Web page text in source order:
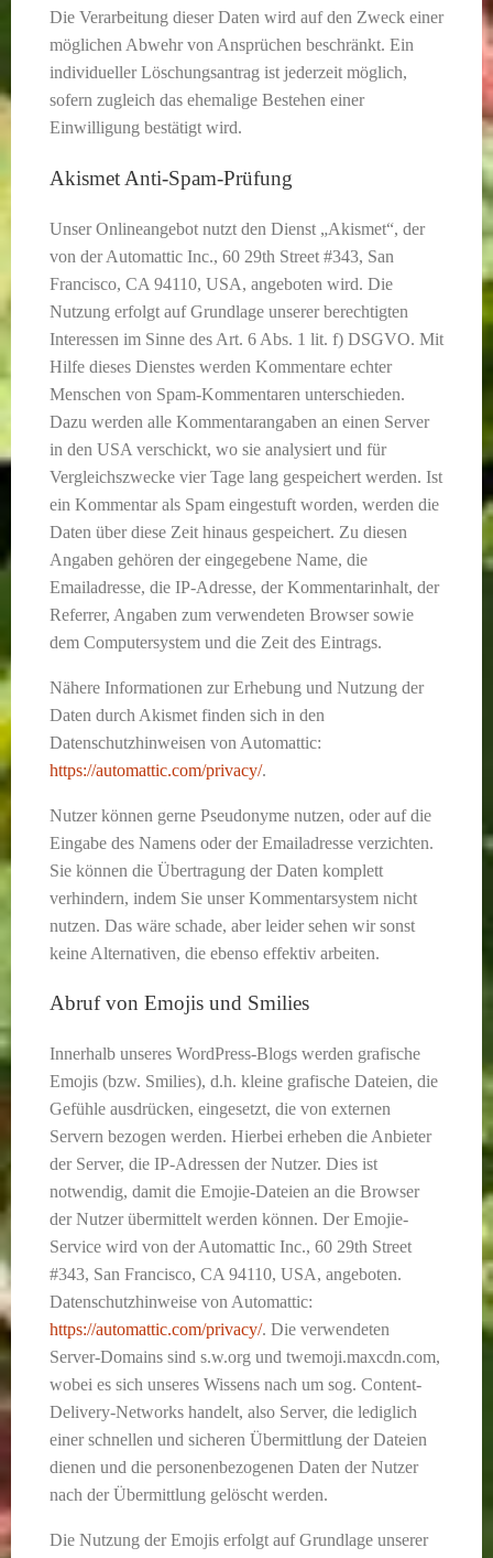
Die Verarbeitung dieser Daten wird auf den Zweck einer
möglichen Abwehr von Ansprüchen beschränkt. Ein
individueller Löschungsantrag ist jederzeit möglich,
sofern zugleich das ehemalige Bestehen einer
Einwilligung bestätigt wird.
Akismet Anti-Spam-Prüfung
Unser Onlineangebot nutzt den Dienst „Akismet“, der
von der Automattic Inc., 60 29th Street #343, San
Francisco, CA 94110, USA, angeboten wird. Die
Nutzung erfolgt auf Grundlage unserer berechtigten
Interessen im Sinne des Art. 6 Abs. 1 lit. f) DSGVO. Mit
Hilfe dieses Dienstes werden Kommentare echter
Menschen von Spam-Kommentaren unterschieden.
Dazu werden alle Kommentarangaben an einen Server
in den USA verschickt, wo sie analysiert und für
Vergleichszwecke vier Tage lang gespeichert werden. Ist
ein Kommentar als Spam eingestuft worden, werden die
Daten über diese Zeit hinaus gespeichert. Zu diesen
Angaben gehören der eingegebene Name, die
Emailadresse, die IP-Adresse, der Kommentarinhalt, der
Referrer, Angaben zum verwendeten Browser sowie
dem Computersystem und die Zeit des Eintrags.
Nähere Informationen zur Erhebung und Nutzung der
Daten durch Akismet finden sich in den
Datenschutzhinweisen von Automattic:
https://automattic.com/privacy/.
Nutzer können gerne Pseudonyme nutzen, oder auf die
Eingabe des Namens oder der Emailadresse verzichten.
Sie können die Übertragung der Daten komplett
verhindern, indem Sie unser Kommentarsystem nicht
nutzen. Das wäre schade, aber leider sehen wir sonst
keine Alternativen, die ebenso effektiv arbeiten.
Abruf von Emojis und Smilies
Innerhalb unseres WordPress-Blogs werden grafische
Emojis (bzw. Smilies), d.h. kleine grafische Dateien, die
Gefühle ausdrücken, eingesetzt, die von externen
Servern bezogen werden. Hierbei erheben die Anbieter
der Server, die IP-Adressen der Nutzer. Dies ist
notwendig, damit die Emojie-Dateien an die Browser
der Nutzer übermittelt werden können. Der Emojie-
Service wird von der Automattic Inc., 60 29th Street
#343, San Francisco, CA 94110, USA, angeboten.
Datenschutzhinweise von Automattic:
https://automattic.com/privacy/. Die verwendeten
Server-Domains sind s.w.org und twemoji.maxcdn.com,
wobei es sich unseres Wissens nach um sog. Content-
Delivery-Networks handelt, also Server, die lediglich
einer schnellen und sicheren Übermittlung der Dateien
dienen und die personenbezogenen Daten der Nutzer
nach der Übermittlung gelöscht werden.
Die Nutzung der Emojis erfolgt auf Grundlage unserer